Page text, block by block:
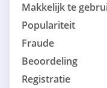
Makkelijk te
Populariteit
Fraude
Beoordeling
Registratie